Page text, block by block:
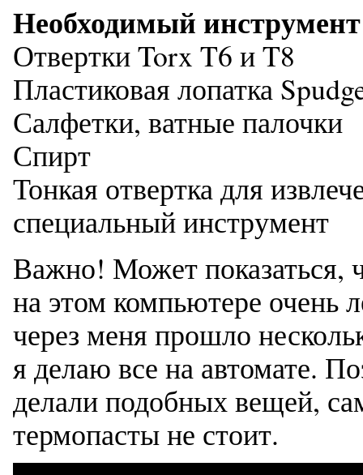
Необходимый
Отвертки Torx T6 и T8
Пластиковая лопатка
Салфетки, ватные палочки
Спирт
Тонкая отвертка для
специальный инструмент
Важно! Может показаться,
на этом компьютере очень
через меня прошло
я делаю все на автомате.
делали подобных вещей,
термопасты не стоит.